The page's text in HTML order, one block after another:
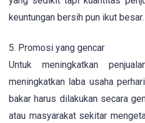
keuntungan bersih pun ikut besar.
5. Promosi yang gencar
Untuk meningkatkan
meningkatkan laba usaha
bakar harus dilakukan secara
atau masyarakat sekitar